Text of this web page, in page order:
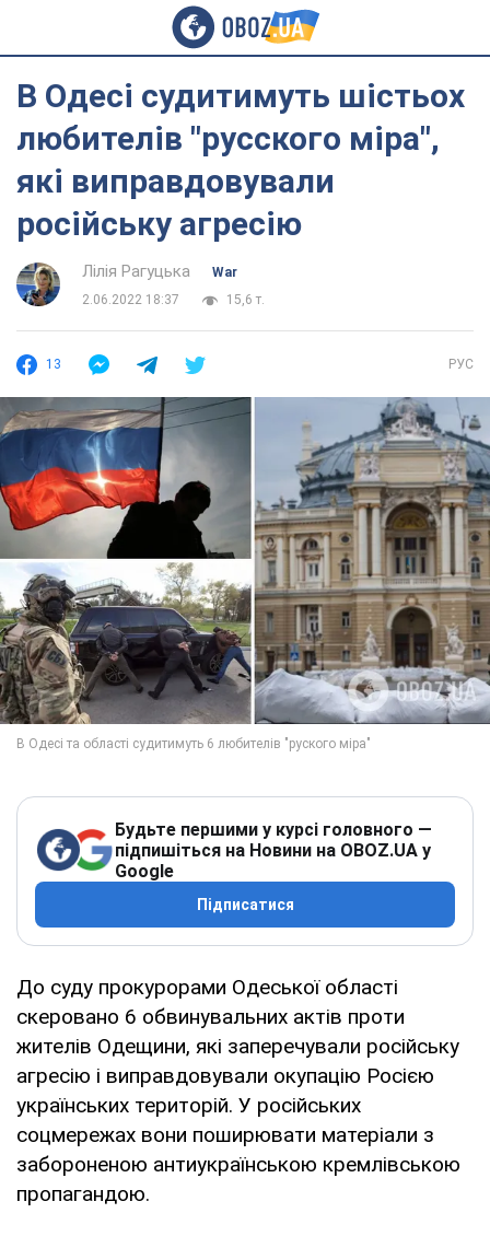
В Одесі судитимуть шістьох
любителів "русского міра",
які виправдовували
російську агресію
Лілія Рагуцька
War
2.06.2022 18:37
15,6 т.
13 РУС
Будьте першими у курсі головного —
підпишіться на Новини на OBOZ.UA у
Google
Підписатися
До суду прокурорами Одеської області
скеровано 6 обвинувальних актів проти
жителів Одещини, які заперечували російську
агресію і виправдовували окупацію Росією
українських територій. У російських
соцмережах вони поширювати матеріали з
забороненою антиукраїнською кремлівською
пропагандою.